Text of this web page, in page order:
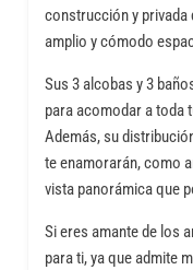
construcción y privada
amplio y cómodo
Sus 3 alcobas y 3
para acomodar a toda
Además, su
te enamorarán, como
vista panorámica que
Si eres amante de los
para ti, ya que admite